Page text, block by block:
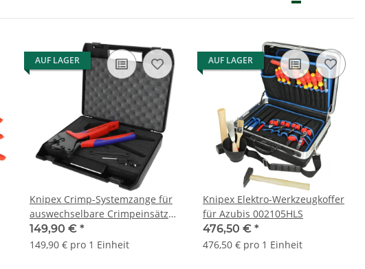
AUF LAGER
Knipex Crimp-Systemzange für
auswechselbare Crimpeinsätze
mit Transportkoffer 9743200
149,90 € *
149,90 € pro 1 Einheit
AUF LAGER
Knipex Elektro-Werkzeugkoffer
für Azubis 002105HLS
476,50 € *
476,50 € pro 1 Einheit